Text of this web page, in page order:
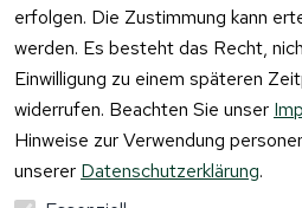
erfolgen. Die Zustimmung kann
werden. Es besteht das Recht,
Einwilligung zu einem späteren
widerrufen. Beachten Sie unser
Hinweise zur Verwendung
unserer Datenschutzerklärung.